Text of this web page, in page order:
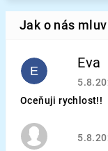
E Eva
Oceňuji rychlost!!